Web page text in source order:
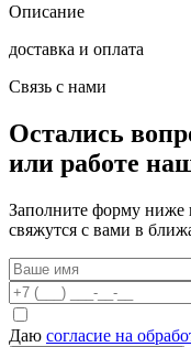
Описание
доставка и оплата
Связь с нами
Остались
или работе
Заполните форму
свяжутся с вами в
Даю согласие на